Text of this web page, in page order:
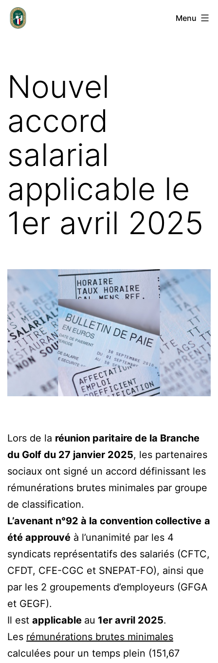
Aller
auGroupement
Golf
Français
Menu
Nouvel
accord
salarial
applicable le
1er avril 2025
Lors de la réunion paritaire de la Branche
du Golf du 27 janvier 2025, les partenaires
sociaux ont signé un accord définissant les
rémunérations brutes minimales par groupe
de classification.
L’avenant n°92 à la convention collective a
été approuvé à l’unanimité par les 4
syndicats représentatifs des salariés (CFTC,
CFDT, CFE-CGC et SNEPAT-FO), ainsi que
par les 2 groupements d’employeurs (GFGA
et GEGF).
Il est applicable au 1er avril 2025.
Les rémunérations brutes minimales
calculées pour un temps plein (151,67